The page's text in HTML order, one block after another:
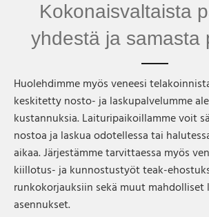
Kokonaisvaltaista
yhdestä ja samasta
Huolehdimme myös veneesi
keskitetty nosto- ja laskupalvelumme
kustannuksia. Laituripaikoillamme voit
nostoa ja laskua odotellessa tai
aikaa. Järjestämme tarvittaessa myös
kiillotus- ja kunnostustyöt teak-
runkokorjauksiin sekä muut mahdolliset
asennukset.